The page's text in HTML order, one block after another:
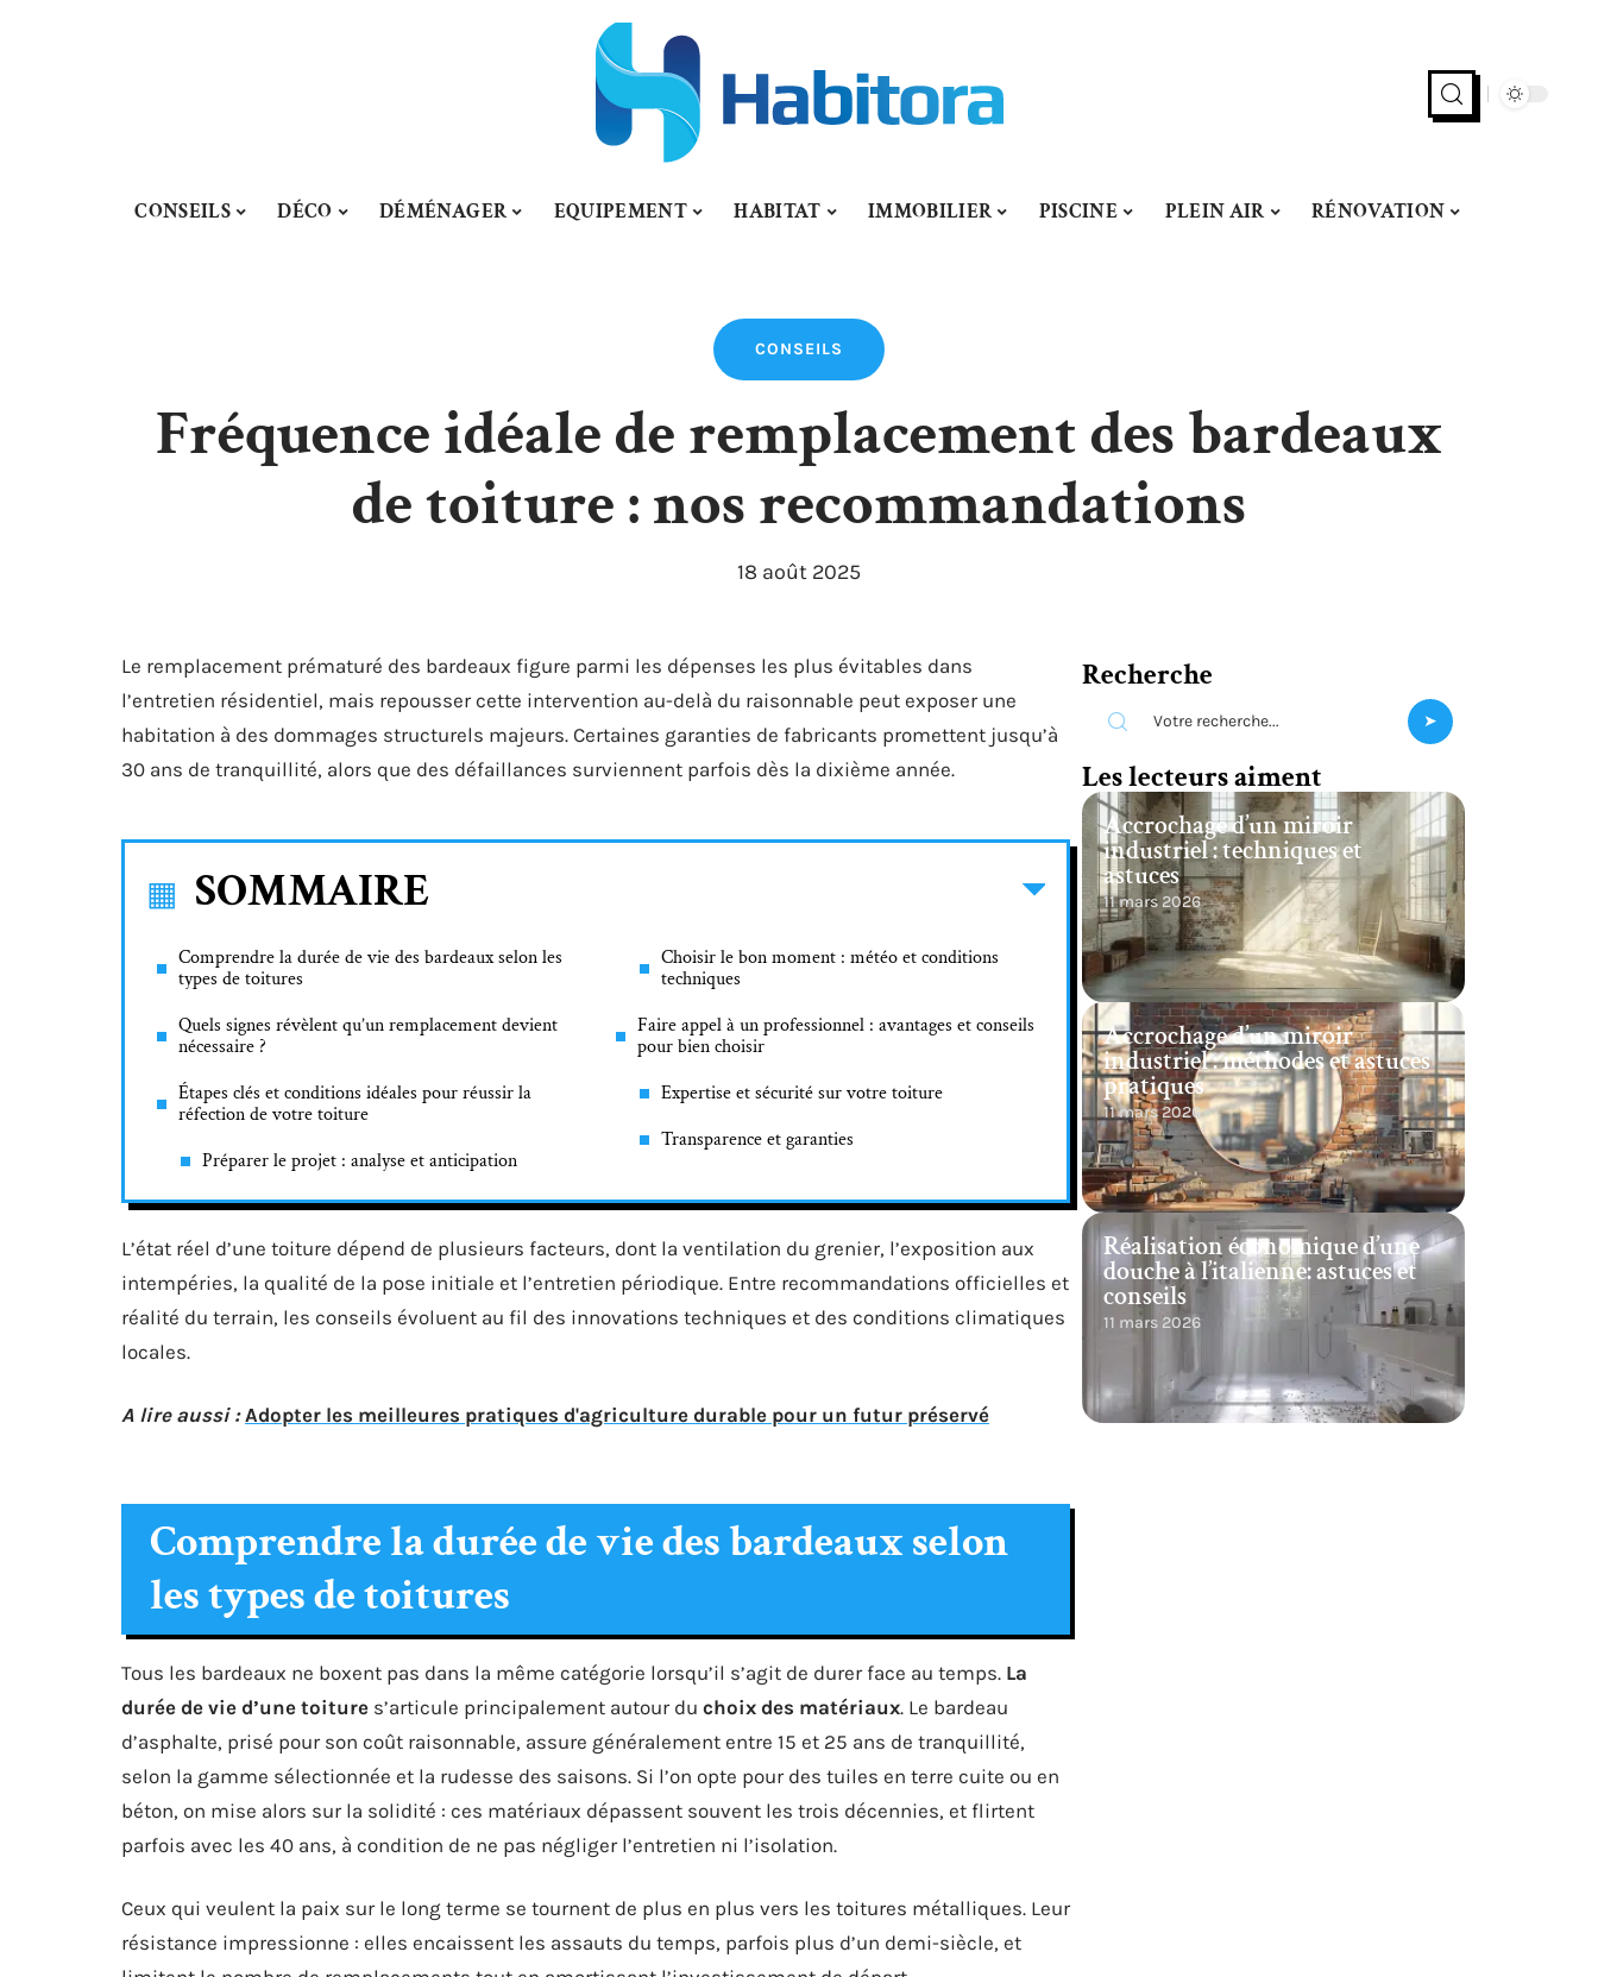
CONSEILS DÉCO DÉMÉNAGER EQUIPEMENT HABITAT IMMOBILIER PISCINE PLEIN AIR RÉNOVATION
CONSEILS
Fréquence idéale de remplacement des bardeaux
de toiture : nos recommandations
18 août 2025
Le remplacement prématuré des bardeaux figure parmi les dépenses les plus évitables dans
l’entretien résidentiel, mais repousser cette intervention au-delà du raisonnable peut exposer une
habitation à des dommages structurels majeurs. Certaines garanties de fabricants promettent jusqu’à
30 ans de tranquillité, alors que des défaillances surviennent parfois dès la dixième année.
SOMMAIRE
Comprendre la durée de vie des bardeaux selon les
types de toitures
Quels signes révèlent qu’un remplacement devient
nécessaire ?
Étapes clés et conditions idéales pour réussir la
réfection de votre toiture
Préparer le projet : analyse et anticipation
Choisir le bon moment : météo et conditions
techniques
Faire appel à un professionnel : avantages et conseils
pour bien choisir
Expertise et sécurité sur votre toiture
Transparence et garanties
L’état réel d’une toiture dépend de plusieurs facteurs, dont la ventilation du grenier, l’exposition aux
intempéries, la qualité de la pose initiale et l’entretien périodique. Entre recommandations officielles et
réalité du terrain, les conseils évoluent au fil des innovations techniques et des conditions climatiques
locales.
A lire aussi : Adopter les meilleures pratiques d'agriculture durable pour un futur préservé
Comprendre la durée de vie des bardeaux selon
les types de toitures
Tous les bardeaux ne boxent pas dans la même catégorie lorsqu’il s’agit de durer face au temps. La
durée de vie d’une toiture s’articule principalement autour du choix des matériaux. Le bardeau
d’asphalte, prisé pour son coût raisonnable, assure généralement entre 15 et 25 ans de tranquillité,
selon la gamme sélectionnée et la rudesse des saisons. Si l’on opte pour des tuiles en terre cuite ou en
béton, on mise alors sur la solidité : ces matériaux dépassent souvent les trois décennies, et flirtent
parfois avec les 40 ans, à condition de ne pas négliger l’entretien ni l’isolation.
Ceux qui veulent la paix sur le long terme se tournent de plus en plus vers les toitures métalliques. Leur
résistance impressionne : elles encaissent les assauts du temps, parfois plus d’un demi-siècle, et
Recherche
Les lecteurs aiment
Accrochage d’un miroir
industriel : techniques et
astuces
11 mars 2026
Accrochage d’un miroir
industriel : méthodes et astuces
pratiques
11 mars 2026
Réalisation économique d’une
douche à l’italienne: astuces et
conseils
11 mars 2026